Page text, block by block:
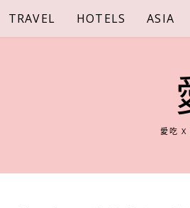
TRAVEL HOTELS ASIA
愛吃 X